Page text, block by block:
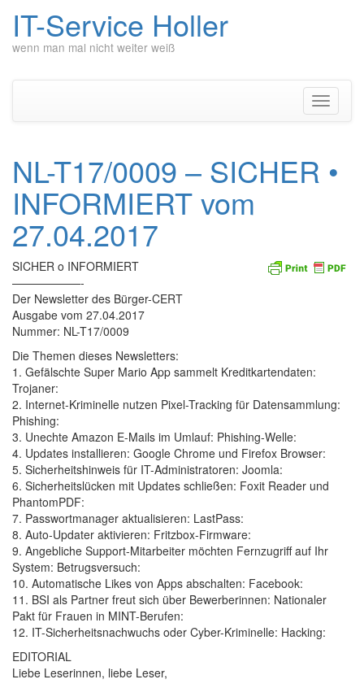
IT-Service Holler
wenn man mal nicht weiter weiß
NL-T17/0009 – SICHER •
INFORMIERT vom
27.04.2017
SICHER o INFORMIERT
——————-
Der Newsletter des Bürger-CERT
Ausgabe vom 27.04.2017
Nummer: NL-T17/0009
Die Themen dieses Newsletters:
1. Gefälschte Super Mario App sammelt Kreditkartendaten:
Trojaner:
2. Internet-Kriminelle nutzen Pixel-Tracking für Datensammlung:
Phishing:
3. Unechte Amazon E-Mails im Umlauf: Phishing-Welle:
4. Updates installieren: Google Chrome und Firefox Browser:
5. Sicherheitshinweis für IT-Administratoren: Joomla:
6. Sicherheitslücken mit Updates schließen: Foxit Reader und
PhantomPDF:
7. Passwortmanager aktualisieren: LastPass:
8. Auto-Updater aktivieren: Fritzbox-Firmware:
9. Angebliche Support-Mitarbeiter möchten Fernzugriff auf Ihr
System: Betrugsversuch:
10. Automatische Likes von Apps abschalten: Facebook:
11. BSI als Partner freut sich über Bewerberinnen: Nationaler
Pakt für Frauen in MINT-Berufen:
12. IT-Sicherheitsnachwuchs oder Cyber-Kriminelle: Hacking:
EDITORIAL
Liebe Leserinnen, liebe Leser,